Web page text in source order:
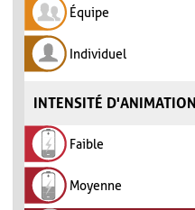
Équipe
Individuel
INTENSITÉ D'ANIMATION
Faible
Moyenne